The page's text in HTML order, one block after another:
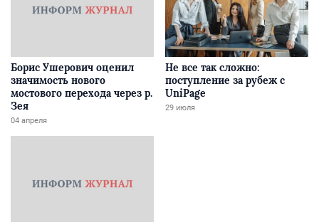
Борис Ушерович оценил
значимость нового
мостового перехода через р.
Зея
04 апреля
Не все так сложно:
поступление за рубеж с
UniPage
29 июля